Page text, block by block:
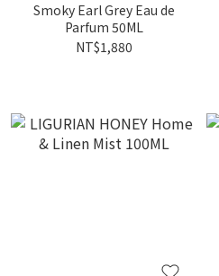
Smoky Earl Grey Eau de
Parfum 50ML
NT$1,880